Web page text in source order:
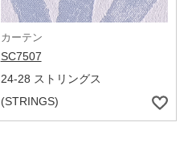
カーテン
SC7507
24-28 ストリングス
(STRINGS)